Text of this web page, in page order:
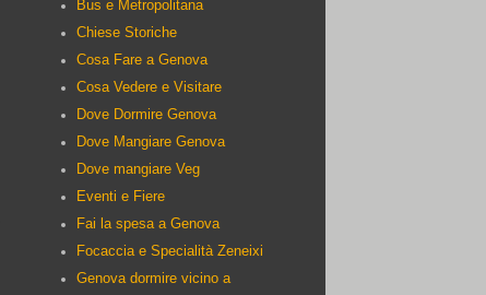
Bus e Metropolitana
Chiese Storiche
Cosa Fare a Genova
Cosa Vedere e Visitare
Dove Dormire Genova
Dove Mangiare Genova
Dove mangiare Veg
Eventi e Fiere
Fai la spesa a Genova
Focaccia e Specialità Zeneixi
Genova dormire vicino a